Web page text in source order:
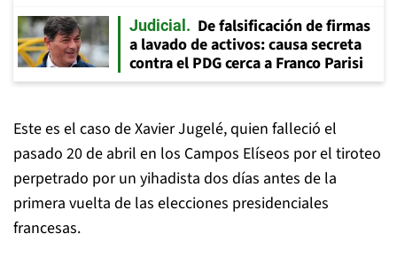
Judicial
De falsificación de firmas
a lavado de activos: causa secreta
contra el PDG cerca a Franco Parisi
Este es el caso de Xavier Jugelé, quien falleció el
pasado 20 de abril en los Campos Elíseos por el tiroteo
perpetrado por un yihadista dos días antes de la
primera vuelta de las elecciones presidenciales
francesas.